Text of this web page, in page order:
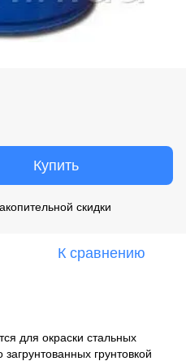
Купить
скидки
К сравнению
для окраски стальных
грунтовкой